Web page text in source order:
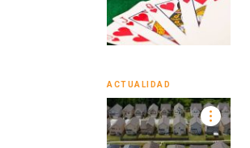
ACTUALIDAD